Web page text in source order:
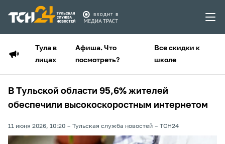
Тула в
лицах
Афиша. Что
посмотреть?
Все скидки к
школе
В Тульской области 95,6% жителей
обеспечили высокоскоростным интернетом
11 июня 2026, 10:20 Тульская служба новостей ТСН24